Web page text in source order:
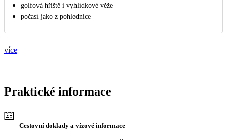
golfová hřiště i vyhlídkové věže
počasí jako z pohlednice
více
Praktické informace
Cestovní doklady a vízové informace